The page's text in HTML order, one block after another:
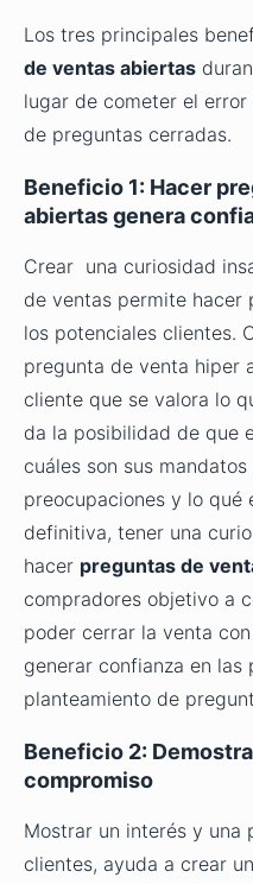
Los tres principales
de ventas abiertas
lugar de cometer el
de preguntas cerradas.
Beneficio 1: Hacer
abiertas genera
Crear una curiosidad
de ventas permite hacer
los potenciales clientes.
pregunta de venta hiper
cliente que se valora lo
da la posibilidad de que
cuáles son sus
preocupaciones y lo qué
definitiva, tener una
hacer preguntas de
compradores objetivo a
poder cerrar la venta
generar confianza en las
planteamiento de
Beneficio 2:
compromiso
Mostrar un interés y una
clientes, ayuda a crear